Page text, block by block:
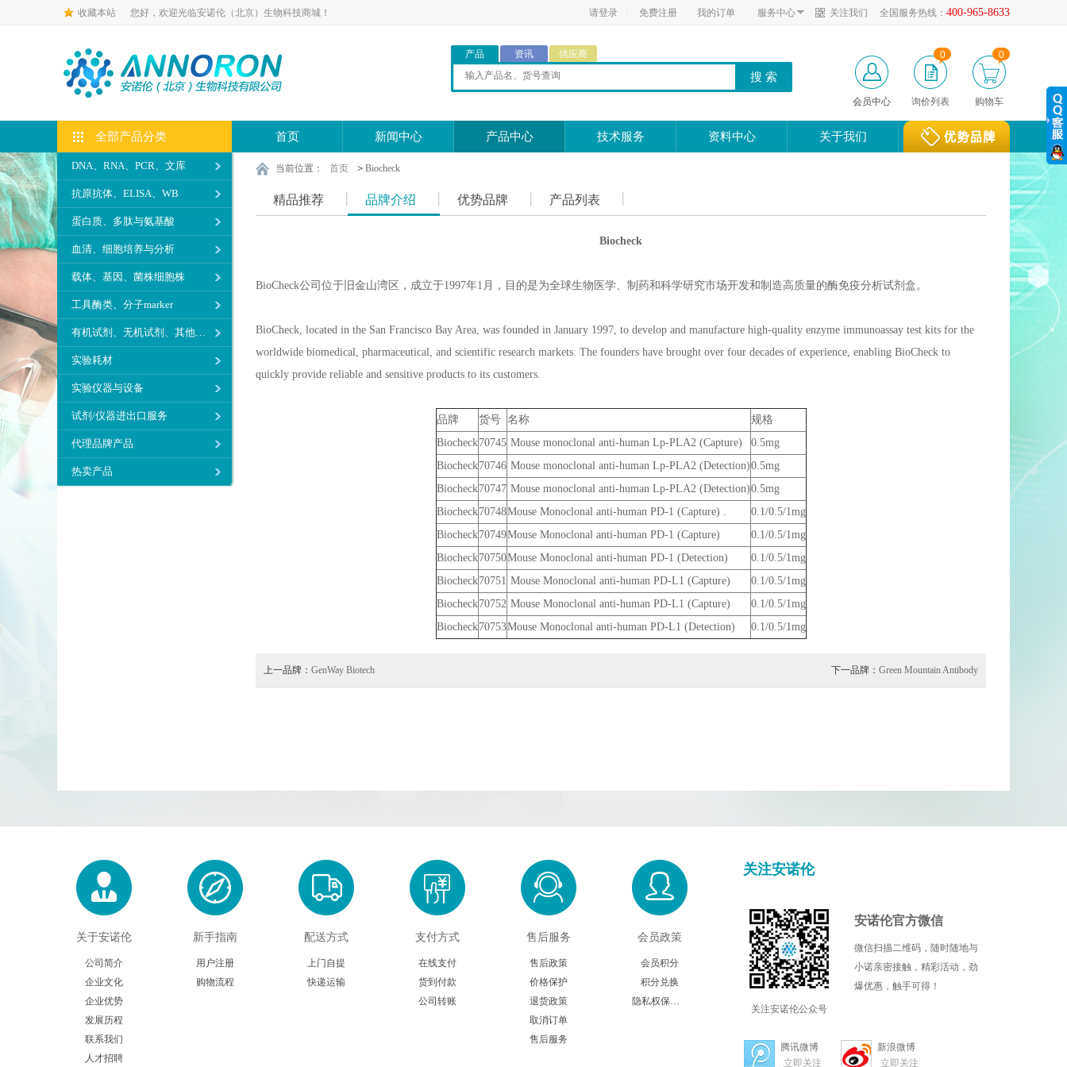
收藏本站 您好，欢迎光临安诺伦（北京）生物科技商城！ 全国服务热线： 400-965-8633
关注我们
服务中心
请登录 免费注册 我的订单
产品 资讯 供应商
会员中心 询价列表
0
购物车
0
全部产品分类
DNA、RNA、PCR、文库
抗原抗体、ELISA、WB
蛋白质、多肽与氨基酸
血清、细胞培养与分析
载体、基因、菌株细胞株
工具酶类、分子marker
有机试剂、无机试剂、其他生化试剂
实验耗材
实验仪器与设备
试剂/仪器进出口服务
代理品牌产品
热卖产品
首页 新闻中心 产品中心 技术服务 资料中心 关于我们
当前位置： 首页 > Biocheck
精品推荐 品牌介绍 优势品牌 产品列表
Biocheck
BioCheck公司位于旧金山湾区，成立于1997年1月，目的是为全球生物医学、制药和科学研究市场开发和制造高质量的酶免疫分析试剂盒。
BioCheck, located in the San Francisco Bay Area, was founded in January 1997, to develop and manufacture high-quality enzyme immunoassay test kits for the
worldwide biomedical, pharmaceutical, and scientific research markets. The founders have brought over four decades of experience, enabling BioCheck to
quickly provide reliable and sensitive products to its customers.
品牌 货号 名称
规格
Biocheck70745 Mouse monoclonal anti-human Lp-PLA2 (Capture)
0.5mg
Biocheck70746 Mouse monoclonal anti-human Lp-PLA2 (Detection)0.5mg
Biocheck70747 Mouse monoclonal anti-human Lp-PLA2 (Detection)0.5mg
Biocheck70748Mouse Monoclonal anti-human PD-1 (Capture) .
0.1/0.5/1mg
Biocheck70749Mouse Monoclonal anti-human PD-1 (Capture)
0.1/0.5/1mg
Biocheck70750Mouse Monoclonal anti-human PD-1 (Detection)
0.1/0.5/1mg
Biocheck70751 Mouse Monoclonal anti-human PD-L1 (Capture)
0.1/0.5/1mg
Biocheck70752 Mouse Monoclonal anti-human PD-L1 (Capture)
0.1/0.5/1mg
Biocheck70753Mouse Monoclonal anti-human PD-L1 (Detection) 0.1/0.5/1mg
上一品牌： GenWay Biotech 下一品牌： Green Mountain Antibody
关于安诺伦
公司简介
企业文化
企业优势
发展历程
联系我们
人才招聘
新手指南
用户注册
购物流程
配送方式
上门自提
快递运输
支付方式
在线支付
货到付款
公司转账
售后服务
售后政策
价格保护
退货政策
取消订单
售后服务
会员政策
会员积分
积分兑换
隐私权保护声明
关注安诺伦
关注安诺伦公众号
安诺伦官方微信
微信扫描二维码，随时随地与
小诺亲密接触，精彩活动，劲
爆优惠，触手可得！
腾讯微博
立即关注
新浪微博
立即关注